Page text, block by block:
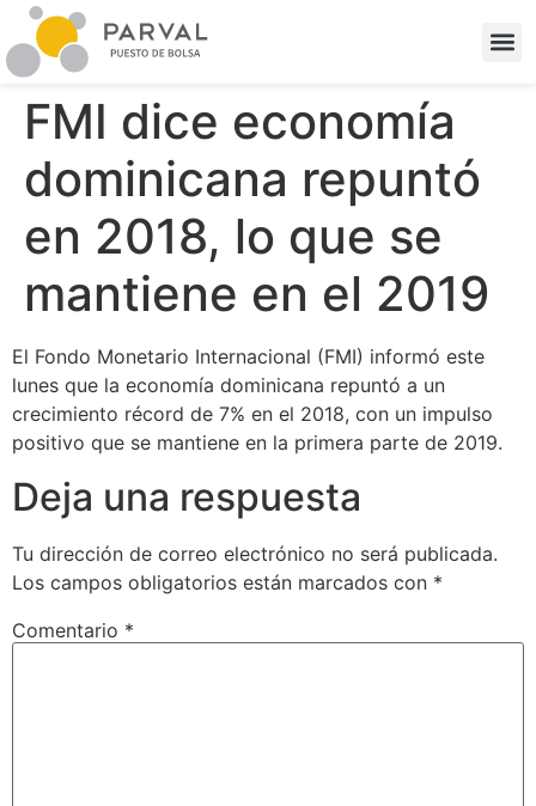
FMI dice economía
dominicana repuntó
en 2018, lo que se
mantiene en el 2019
El Fondo Monetario Internacional (FMI) informó este
lunes que la economía dominicana repuntó a un
crecimiento récord de 7% en el 2018, con un impulso
positivo que se mantiene en la primera parte de 2019.
Deja una respuesta
Tu dirección de correo electrónico no será publicada.
Los campos obligatorios están marcados con *
Comentario *